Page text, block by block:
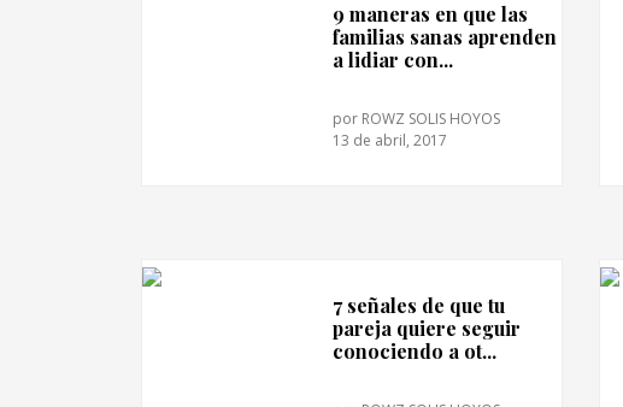
9 maneras en que las
familias sanas aprenden
a lidiar con...
por ROWZ SOLIS HOYOS
13 de abril, 2017
7 señales de que tu
pareja quiere seguir
conociendo a ot...